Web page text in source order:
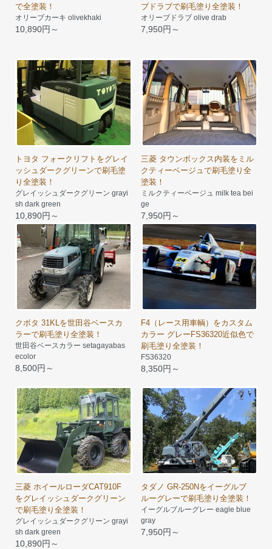
で全塗装！
オリーブカーキ olivekhaki
10,890円～
ブドラブで刷毛塗り全塗装！
オリーブドラブ olive drab
7,950円～
トヨタ フォークリフトをグレイ
ッシュダークグリーンで刷毛塗
り全塗装！
グレイッシュダークグリーン grayi
sh dark green
10,890円～
三菱 タウンボックス内装をミル
クティーベージュで刷毛塗り全
塗装！
ミルクティーベージュ milk tea bei
ge
7,950円～
クボタ 31KLを世田谷ベースカ
ラーで刷毛塗り全塗装！
世田谷ベースカラー setagayabas
ecolor
8,500円～
F4（レース用車輌）をカスタム
カラー グレーFS36320近似色で
刷毛塗り全塗装！
FS36320
8,350円～
三菱 ホイールローダCAT910F
をグレイッシュダークグリーン
で刷毛塗り全塗装！
グレイッシュダークグリーン grayi
sh dark green
10,890円～
タダノ GR-250Nをイーグルブ
ルーグレーで刷毛塗り全塗装！
イーグルブルーグレー eagle blue
gray
7,950円～